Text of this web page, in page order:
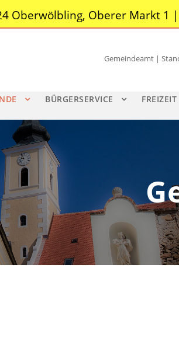
Oberwölbling, Oberer Markt 1 |
Gemeindeamt |
BÜRGERSERVICE FREIZEIT